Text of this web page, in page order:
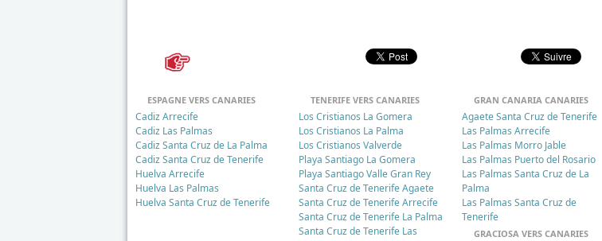
ESPAGNE VERS CANARIES
Cadiz Arrecife
Cadiz Las Palmas
Cadiz Santa Cruz de La Palma
Cadiz Santa Cruz de Tenerife
Huelva Arrecife
Huelva Las Palmas
Huelva Santa Cruz de Tenerife
TENERIFE VERS CANARIES
Los Cristianos La Gomera
Los Cristianos La Palma
Los Cristianos Valverde
Playa Santiago La Gomera
Playa Santiago Valle Gran Rey
Santa Cruz de Tenerife Agaete
Santa Cruz de Tenerife Arrecife
Santa Cruz de Tenerife La Palma
Santa Cruz de Tenerife Las
GRAN CANARIA CANARIES
Agaete Santa Cruz de Tenerife
Las Palmas Arrecife
Las Palmas Morro Jable
Las Palmas Puerto del Rosario
Las Palmas Santa Cruz de La
Palma
Las Palmas Santa Cruz de
Tenerife
GRACIOSA VERS CANARIES